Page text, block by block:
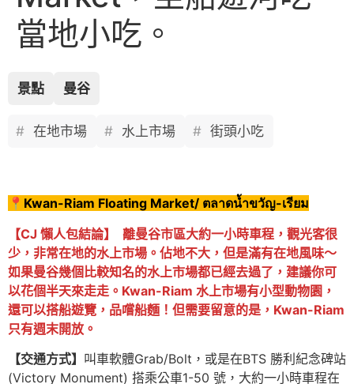
當地小吃。
景點 曼谷
在地市場 水上市場 街頭小吃
📍 Kwan-Riam Floating Market/ ตลาดน้ำขวัญ-เรียม
【CJ 懶人包結論】 離曼谷市區大約一小時車程，觀光客很
少，非常在地的水上市場。佔地不大，但是滿有在地風味～
如果曼谷幾個比較知名的水上市場都已經去過了，建議你可
以花個半天來走走。Kwan-Riam 水上市場有小型動物園，
還可以搭船遊覽，品嚐船麵！但需要留意的是，Kwan-Riam
只有週末開放。
【交通方式】 叫車軟體Grab/Bolt，或是在BTS 勝利紀念碑站
(Victory Monument) 搭乘公車1-50 號，大約一小時車程在